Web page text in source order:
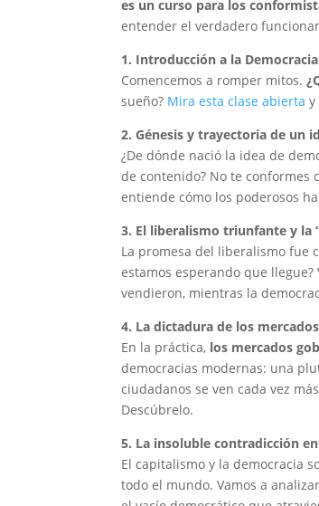
es un curso para los
entender el verdadero
1. Introducción a la
Comencemos a romper mitos.
sueño? Mira esta clase abierta y
2. Génesis y trayectoria de un
¿De dónde nació la idea de
de contenido? No te
entiende cómo los poderosos
3. El liberalismo triunfante y la
La promesa del liberalismo fue
estamos esperando que
vendieron, mientras la
4. La dictadura de los
En la práctica, los mercados
democracias modernas: una
ciudadanos se ven cada vez
Descúbrelo.
5. La insoluble contradicción
El capitalismo y la democracia
todo el mundo. Vamos a